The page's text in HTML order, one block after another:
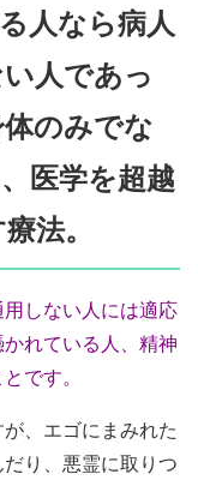
人なら病人
人であっ
のみでな
医学を超越
法。
しない人には適応
れている人、精神
です。
、エゴにまみれた
り、悪霊に取りつ